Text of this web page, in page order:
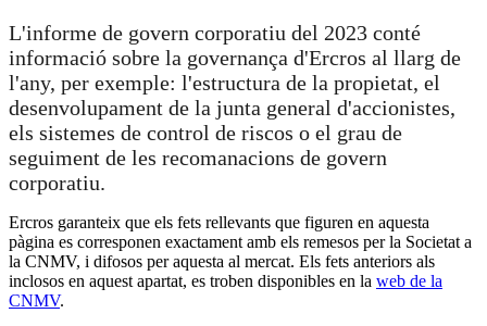
L'informe de govern corporatiu del 2023 conté
informació sobre la governança d'Ercros al llarg de
l'any, per exemple: l'estructura de la propietat, el
desenvolupament de la junta general d'accionistes,
els sistemes de control de riscos o el grau de
seguiment de les recomanacions de govern
corporatiu.
Ercros garanteix que els fets rellevants que figuren en aquesta
pàgina es corresponen exactament amb els remesos per la Societat a
la CNMV, i difosos per aquesta al mercat. Els fets anteriors als
inclosos en aquest apartat, es troben disponibles en la web de la
CNMV.